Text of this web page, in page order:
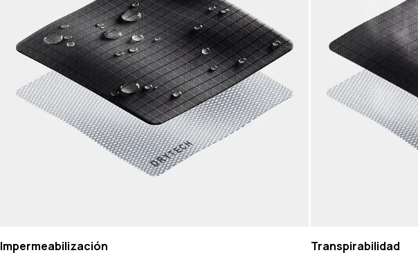
Impermeabilización Transpirabilidad